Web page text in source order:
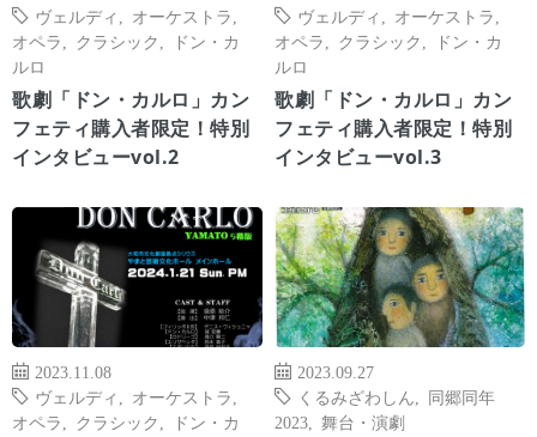
ヴェルディ
オーケストラ
オペラ
クラシック
ドン・カ
ルロ
歌劇「ドン・カルロ」カン
フェティ購入者限定！特別
インタビューvol.2
ヴェルディ
オーケストラ
オペラ
クラシック
ドン・カ
ルロ
歌劇「ドン・カルロ」カン
フェティ購入者限定！特別
インタビューvol.3
2023.11.08
ヴェルディ
オーケストラ
オペラ
クラシック
ドン・カ
2023.09.27
くるみざわしん
同郷同年
2023
舞台・演劇